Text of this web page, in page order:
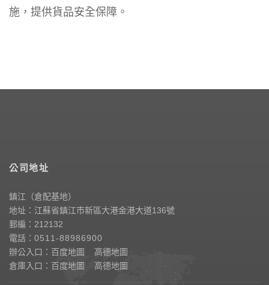
施，提供貨品安全保障。
公司地址
鎮江（倉配基地）
地址：江蘇省鎮江市新區大港金港大道136號
郵編：212132
電話： 0511-88986900
辦公入口： 百度地圖
高德地圖
倉庫入口： 百度地圖 高德地圖